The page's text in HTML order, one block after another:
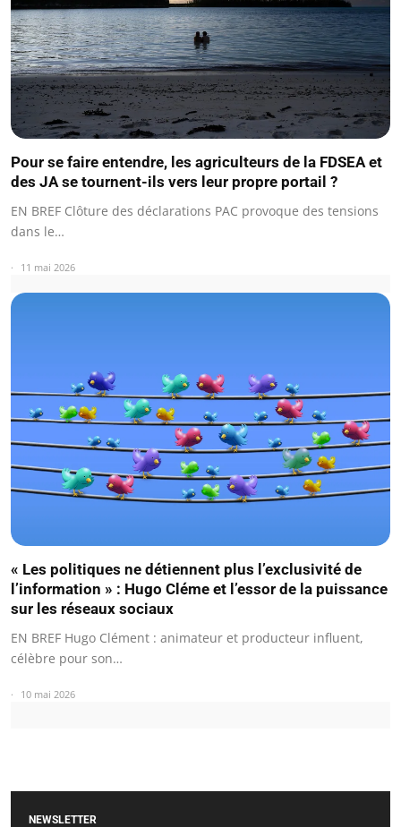
Pour se faire entendre, les agriculteurs de la FDSEA et
des JA se tournent-ils vers leur propre portail ?
EN BREF Clôture des déclarations PAC provoque des tensions
dans le…
11 mai 2026
« Les politiques ne détiennent plus l’exclusivité de
l’information » : Hugo Cléme et l’essor de la puissance
sur les réseaux sociaux
EN BREF Hugo Clément : animateur et producteur influent,
célèbre pour son…
10 mai 2026
NEWSLETTER